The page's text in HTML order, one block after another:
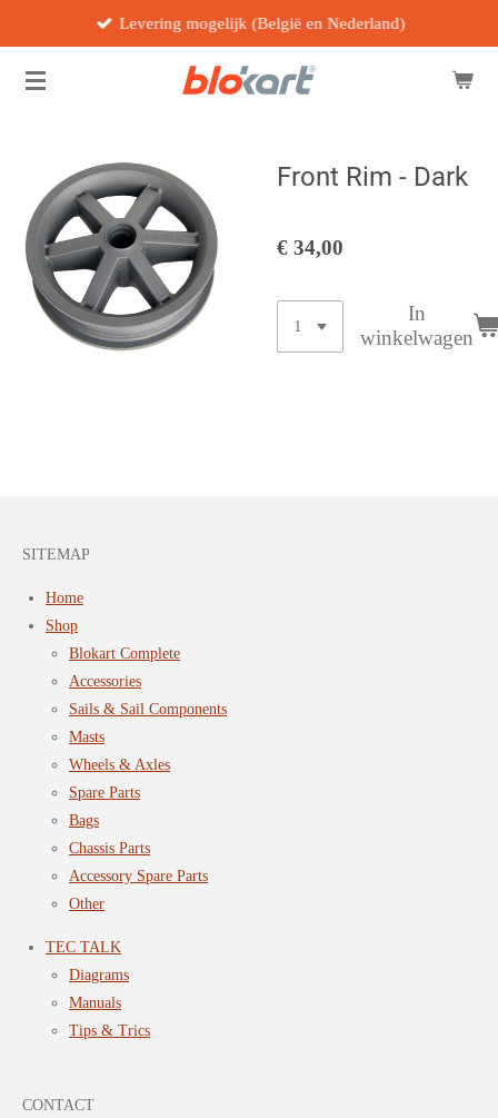
naar
Levering mogelijk (België en Nederland)
Front Rim - Dark
€ 34,00
In
winkelwagen
SITEMAP
Home
Shop
Blokart Complete
Accessories
Sails & Sail Components
Masts
Wheels & Axles
Spare Parts
Bags
Chassis Parts
Accessory Spare Parts
Other
TEC TALK
Diagrams
Manuals
Tips & Trics
CONTACT